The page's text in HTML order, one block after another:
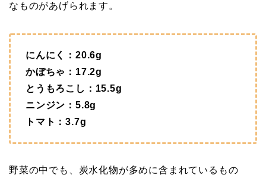
なものがあげられます。
にんにく：20.6g
かぼちゃ：17.2g
とうもろこし：15.5g
ニンジン：5.8g
トマト：3.7g
野菜の中でも、炭水化物が多めに含まれているもの